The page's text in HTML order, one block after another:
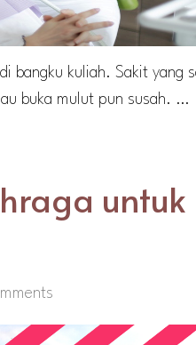
bangku kuliah. Sakit yang
buka mulut pun susah. …
untuk